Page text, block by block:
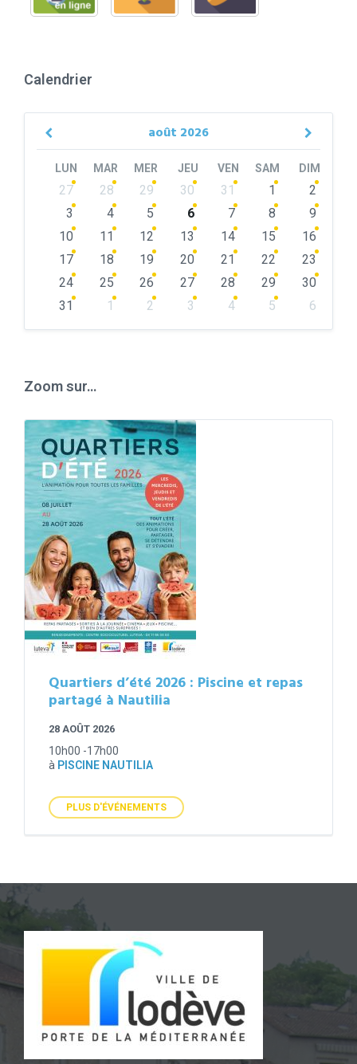
Calendrier
août 2026
Previous
LUN MAR MER JEU VEN SAM DIM
Skip
calendar
27 28 29 30 31 1
2
3
4 5 6 7 8
9
10
11 12 13 14 15
16
17
18 19 20 21 22
23
24
25 26 27 28 29
30
31
1 2 3 4 5
6
Zoom sur…
Quartiers d’été 2026 : Piscine et repas
partagé à Nautilia
28 AOÛT 2026
10h00 -17h00
à PISCINE NAUTILIA
PLUS D'ÉVÉNEMENTS